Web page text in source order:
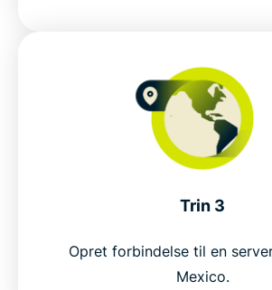
ExpressVPN vs. free Mexico VPNs
Popular VPN locations for Mexico
Trusted by millions of VPN users
Trin 3
Opret forbindelse til en
Mexico.